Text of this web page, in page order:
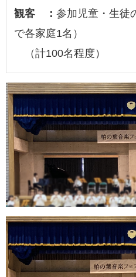
観客 ： 参加児童・生徒
で各家庭1名）
（計100名程度）